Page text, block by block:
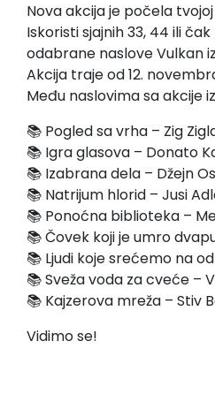
Nova akcija je počela
Iskoristi sjajnih 33, 44 ili
odabrane naslove Vulkan
Akcija traje od 12.
Među naslovima sa akcije
📚 Pogled sa vrha – Zig
📚 Igra glasova – Donato
📚 Izabrana dela – Džejn
📚 Natrijum hlorid – Jusi
📚 Ponoćna biblioteka –
📚 Čovek koji je umro
📚 Ljudi koje srećemo na
📚 Sveža voda za cveće –
📚 Kajzerova mreža – Stiv
Vidimo se!